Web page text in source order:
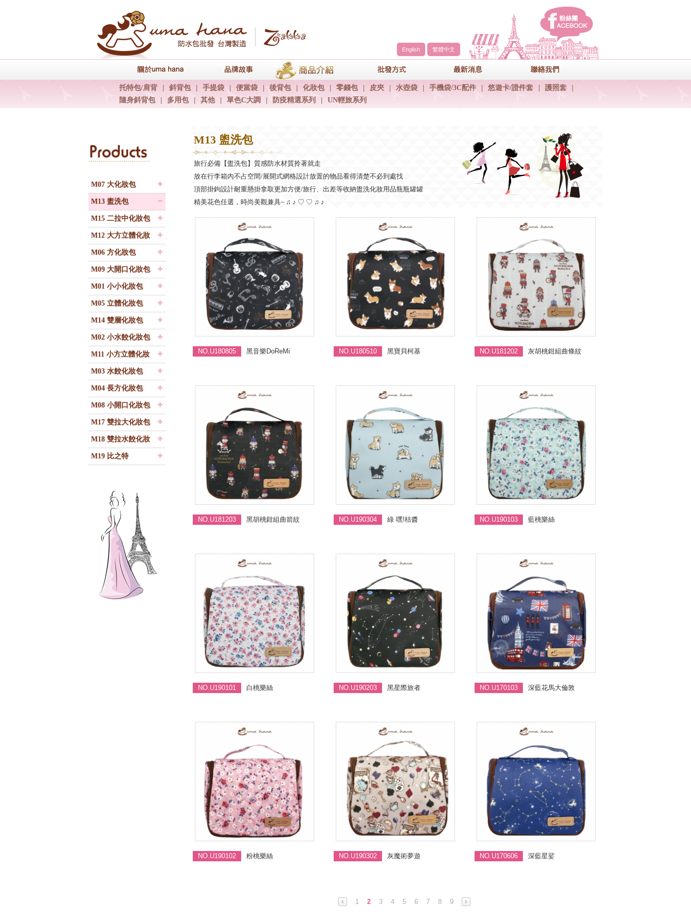
English 繁體中文
關於uma hana 品牌故事
托特包/肩背 斜背包 手提袋 便當袋 後背包 化妝包 零錢包 皮夾 水壺袋 手機袋/3C配件 悠遊卡/證件套 護照套
隨身斜背包
多用包 其他 單色C大調 防疫精選系列 UN輕旅系列
包包批發方式
Products
M07 大化妝包
M13 盥洗包
M15 二拉中化妝包
M12 大方立體化妝
包
M06 方化妝包
M09 大開口化妝包
M01 小小化妝包
M05 立體化妝包
M14 雙層化妝包
M02 小水餃化妝包
M11 小方立體化妝
包
M03 水餃化妝包
M04 長方化妝包
M08 小開口化妝包
M17 雙拉大化妝包
M18 雙拉水餃化妝
包
M19 比之特
M13 盥洗包
旅行必備【盥洗包】質感防水材質拎著就走
放在行李箱內不占空間/展開式網格設計放置的物品看得清楚不必到處找
頂部掛鉤設計耐重懸掛拿取更加方便/旅行、出差等收納盥洗化妝用品瓶瓶罐罐
精美花色任選，時尚美觀兼具~ ♫ ♪ ♡ ♡ ♫ ♪
NO.U180805 黑音樂DoReMi NO.U180510 黑寶貝柯基 NO.U181202 灰胡桃鉗組曲條紋
NO.U181203 黑胡桃鉗組曲箭紋 NO.U190304 綠 嘿!桔醬 NO.U190103 藍桃樂絲
NO.U190101 白桃樂絲 NO.U190203 黑星際旅者 NO.U170103 深藍花馬大倫敦
NO.U190102 粉桃樂絲 NO.U190302 灰魔術夢遊 NO.U170606 深藍星娑
1 2 3 4 5 6 7 8 9